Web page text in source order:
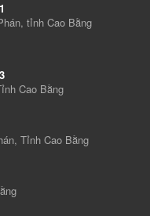
tỉnh Cao Bằng
Cao Bằng
Tỉnh Cao Bằng